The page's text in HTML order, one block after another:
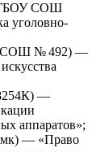
ГБОУ СОШ
уголовно-
СОШ № 492) —
—
аппаратов»;
— «Право